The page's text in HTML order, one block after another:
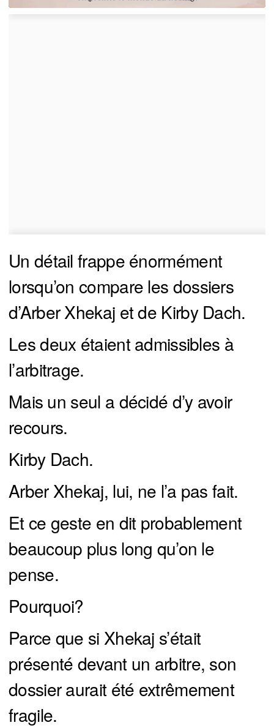
Un détail frappe énormément
lorsqu’on compare les dossiers
d’Arber Xhekaj et de Kirby Dach.
Les deux étaient admissibles à
l’arbitrage.
Mais un seul a décidé d’y avoir
recours.
Kirby Dach.
Arber Xhekaj, lui, ne l’a pas fait.
Et ce geste en dit probablement
beaucoup plus long qu’on le
pense.
Pourquoi?
Parce que si Xhekaj s’était
présenté devant un arbitre, son
dossier aurait été extrêmement
fragile.